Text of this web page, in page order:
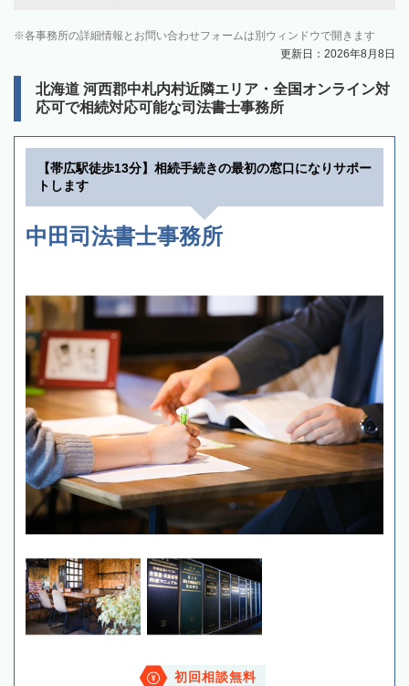
各事務所の詳細情報とお問い合わせフォームは別ウィンドウで開きます
更新日：2026年8月8日
北海道 河西郡中札内村近隣エリア・全国オンライン対
応可で相続対応可能な司法書士事務所
【帯広駅徒歩13分】相続手続きの最初の窓口になりサポー
トします
中田司法書士事務所
初回相談無料